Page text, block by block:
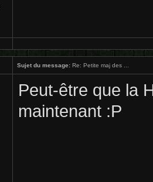
Sujet du message: Re: Petite maj des ...
Peut-être que la
maintenant :P